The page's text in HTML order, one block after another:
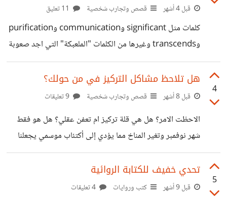
قبل 4 أشهر قصص وتجارب شخصية
كلمات مثل significant وcommunication وpurification
وtranscends وغيرها من الكلمات "الملعبكة" التي اجد صعوبة
دائما في تذكر كيفية كتابتها بشكل صحيح، دائما اعتمد على
الترجمات حتى تساعدني في كتابة تلك الكلمات. ولكن تعبت من
ذلك، فاريد طريقة لتعلمها، وافضل طريقة في تعلم اللغات هي
كيفية كتابة الكلمة) على فترات متباعدة على حسب قوة المعلومة
لديك. فان كنت تخطا في كتابتها، فيجب عليك مراجعتها في
اليوم التالي، اما ان كنت تكتبتها بشكل صحيح،
4
هل تلاحظ مشاكل التركيز في من حولك؟
قبل 8 أشهر قصص وتجارب شخصية
الاحظت الامر؟ هل هي قلة تركيز ام تعفن عقلي؟ هل هو فقط
شهر نوفمبر وتغير المناخ مما يؤدي إلى أكتئاب موسمي يجعلنا
الجميع لا نركز؟ الامر غريب بالفعل، تتحدث مع اي احد وتخبره
بشيئ منطقي وتكتشف انه لا يستطيع توصيل النقاط ببعضها
ويحتاج إلى شرح اكثر حتى يفهم. مثلا في مرة سالني احدهم
5
تحدي خفيف للكتابة الروائية
قبل 9 أشهر كتب وروايات